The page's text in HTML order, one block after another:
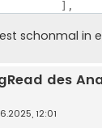
schonmal in
des
12:01